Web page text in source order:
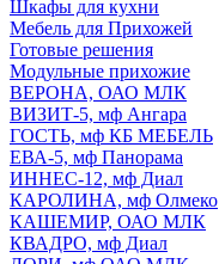
Шкафы для кухни
Мебель для Прихожей
Готовые решения
Модульные прихожие
ВЕРОНА, ОАО МЛК
ВИЗИТ-5, мф Ангара
ГОСТЬ, мф КБ МЕБЕЛЬ
ЕВА-5, мф Панорама
ИННЕС-12, мф Диал
КАРОЛИНА, мф Олмеко
КАШЕМИР, ОАО МЛК
КВАДРО, мф Диал